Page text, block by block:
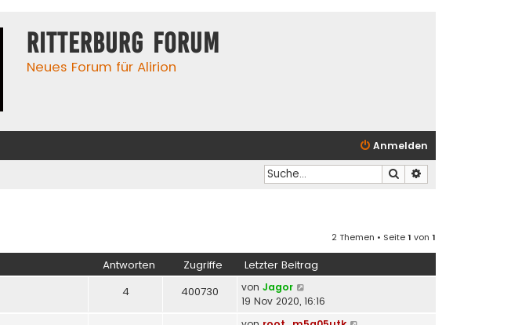
Ritterburg Forum
Neues Forum für Alirion
Anmelden
Suche
2 Themen • Seite1 von 1
Antworten Zugriffe Letzter Beitrag
4 400730 von Jagor
19 Nov 2020, 16:16